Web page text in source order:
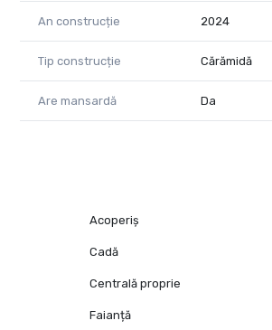
An construcție 2024
Tip construcție Cărămidă
Are mansardă Da
Acoperiș
Cadă
Centrală proprie
Faianță